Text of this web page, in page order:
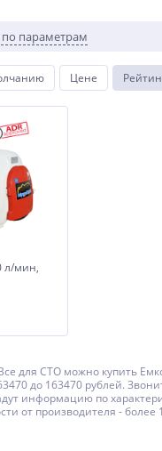
параметрам
Цене
л/мин,
для СТО можно купить
до 163470 рублей.
информацию по
от производителя - более